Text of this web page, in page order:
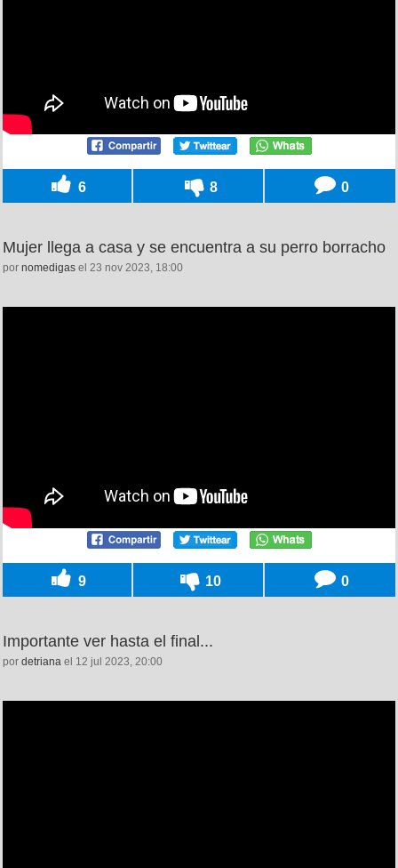
6 8 0
Mujer llega a casa y se encuentra a su perro borracho
por nomedigas el 23 nov 2023, 18:00
9 10 0
Importante ver hasta el final...
por detriana el 12 jul 2023, 20:00